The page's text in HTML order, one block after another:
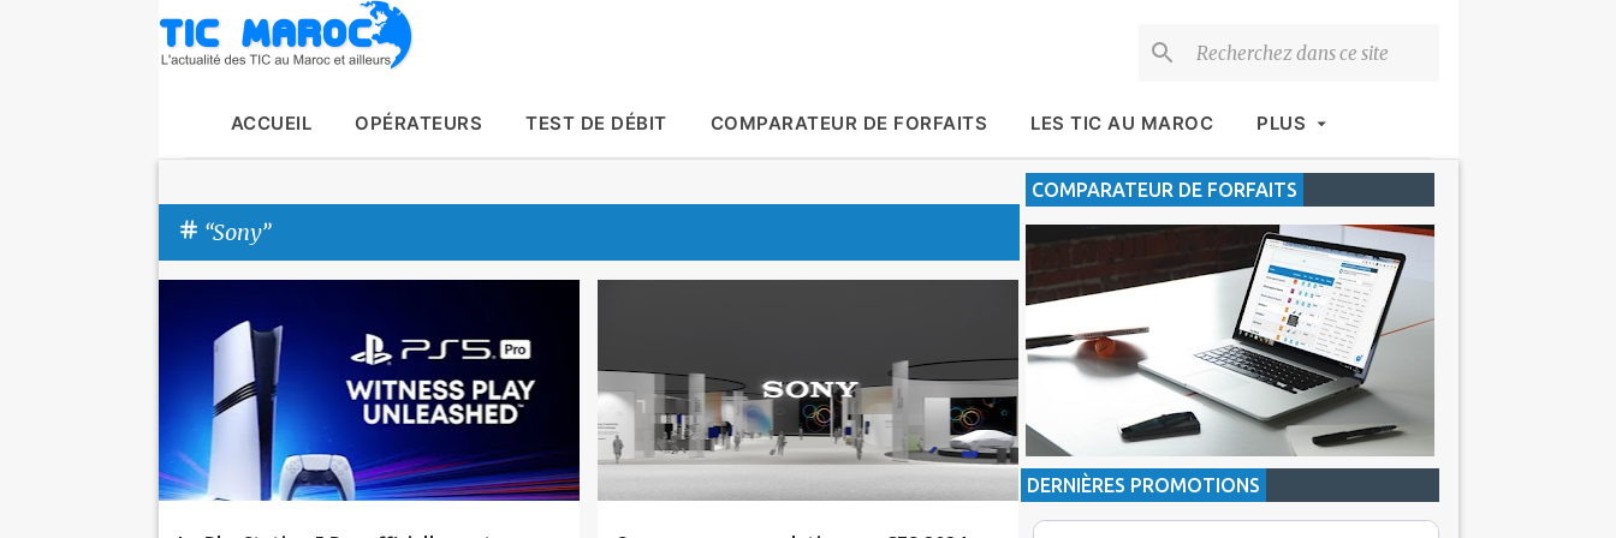
ACCUEIL OPÉRATEURS TEST DE DÉBIT COMPARATEUR DE FORFAITS LES TIC AU MAROC PLUS
Sony
t
i
c
l
COMPARATEUR DE FORFAITS
DERNIÈRES PROMOTIONS